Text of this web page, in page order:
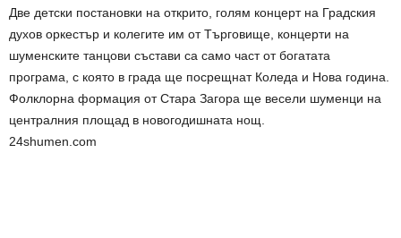
Две детски постановки на открито, голям концерт на Градския
духов оркестър и колегите им от Търговище, концерти на
шуменските танцови състави са само част от богатата
програма, с която в града ще посрещнат Коледа и Нова година.
Фолклорна формация от Стара Загора ще весели шуменци на
централния площад в новогодишната нощ.
24shumen.com